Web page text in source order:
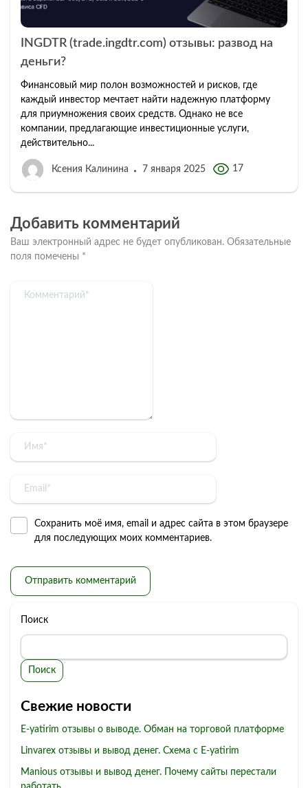
INGDTR (trade.ingdtr.com) отзывы: развод на
деньги?
Финансовый мир полон возможностей и рисков, где
каждый инвестор мечтает найти надежную платформу
для приумножения своих средств. Однако не все
компании, предлагающие инвестиционные услуги,
действительно...
Ксения Калинина 7 января 2025 17
Добавить комментарий
Ваш электронный адрес не будет опубликован. Обязательные
поля помечены *
Сохранить моё имя, email и адрес сайта в этом браузере
для последующих моих комментариев.
Поиск
Поиск
Свежие новости
E-yatirim отзывы о выводе. Обман на торговой платформе
Linvarex отзывы и вывод денег. Схема с E-yatirim
Manious отзывы и вывод денег. Почему сайты перестали